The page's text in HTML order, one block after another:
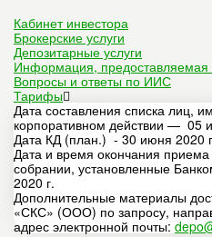
Кабинет инвестора
Брокерские услуги
Депозитарные услуги
Информация, предоставляемая
Вопросы и ответы по ИИС
Тарифы
Дата составления списка лиц,
корпоративном действии — 05
Дата КД (план.) - 30 июня 2020
Дата и время окончания приема
собрании, установленные
2020 г.
Дополнительные материалы
«СКС» (ООО) по запросу,
адрес электронной почты: